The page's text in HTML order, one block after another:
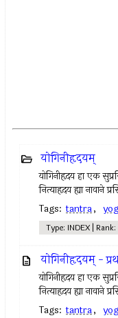
योगिनीहृदयम्
योगिनीहृदय हा एक
नित्याहृदय ह्या नावाने
Tags: tantra,
Type: INDEX |
योगिनीहृदयम् -
योगिनीहृदय हा एक
नित्याहृदय ह्या नावाने
Tags: tantra,